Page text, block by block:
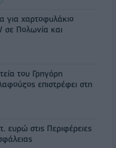
για χαρτοφυλάκιο
Πολωνία και
του Γρηγόρη
επιστρέφει στη
ευρώ στις Περιφέρειες